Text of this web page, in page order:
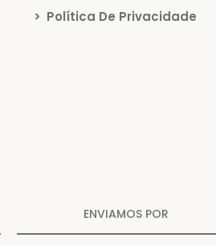
> Política De Privacidade
ENVIAMOS POR